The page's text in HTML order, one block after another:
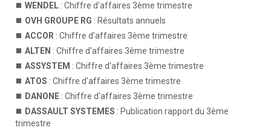
WENDEL : Chiffre d'affaires 3ème trimestre
OVH GROUPE RG : Résultats annuels
ACCOR : Chiffre d'affaires 3ème trimestre
ALTEN : Chiffre d'affaires 3ème trimestre
ASSYSTEM : Chiffre d'affaires 3ème trimestre
ATOS : Chiffre d'affaires 3ème trimestre
DANONE : Chiffre d'affaires 3ème trimestre
DASSAULT SYSTEMES : Publication rapport du 3ème
trimestre